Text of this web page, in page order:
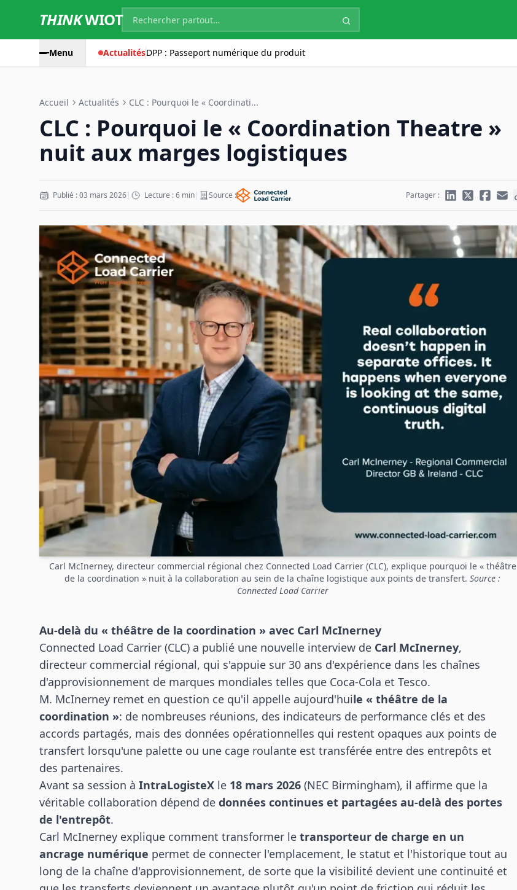
THINKWIOT
Menu ActualitésDPP : Passeport numérique du produit
Accueil Actualités CLC : Pourquoi le « Coordinati...
CLC : Pourquoi le « Coordination Theatre »
nuit aux marges logistiques
Publié : 03 mars 2026| Lecture : 6 min| Source : Partager :
Carl McInerney, directeur commercial régional chez Connected Load Carrier (CLC), explique pourquoi le « théâtre
de la coordination » nuit à la collaboration au sein de la chaîne logistique aux points de transfert. Source :
Connected Load Carrier
Au-delà du « théâtre de la coordination » avec Carl McInerney
Connected Load Carrier (CLC) a publié une nouvelle interview de Carl McInerney,
directeur commercial régional, qui s'appuie sur 30 ans d'expérience dans les chaînes
d'approvisionnement de marques mondiales telles que Coca-Cola et Tesco.
M. McInerney remet en question ce qu'il appelle aujourd'huile « théâtre de la
coordination »: de nombreuses réunions, des indicateurs de performance clés et des
accords partagés, mais des données opérationnelles qui restent opaques aux points de
transfert lorsqu'une palette ou une cage roulante est transférée entre des entrepôts et
des partenaires.
Avant sa session à IntraLogisteX le 18 mars 2026 (NEC Birmingham), il affirme que la
véritable collaboration dépend de données continues et partagées au-delà des portes
de l'entrepôt.
Carl McInerney explique comment transformer le transporteur de charge en un
ancrage numérique permet de connecter l'emplacement, le statut et l'historique tout au
long de la chaîne d'approvisionnement, de sorte que la visibilité devient une continuité et